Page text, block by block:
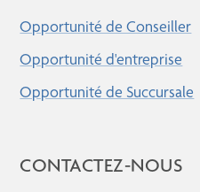
Opportunité de Conseiller
Opportunité d'entreprise
Opportunité de Succursale
CONTACTEZ-NOUS